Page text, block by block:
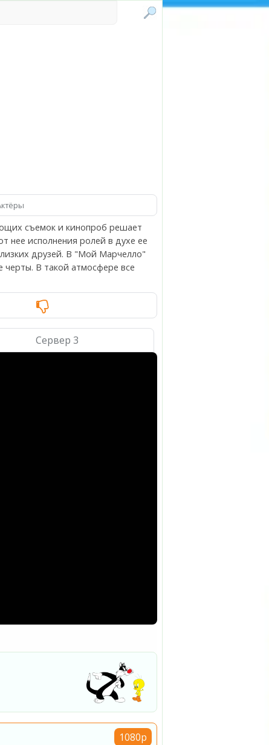
съемок и кинопроб решает
нее исполнения ролей в духе ее
друзей. В "Мой Марчелло"
черты. В такой атмосфере все
Сервер 3
1080p